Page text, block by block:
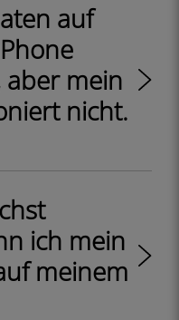
auf
mein
nicht.
ich mein
meinem